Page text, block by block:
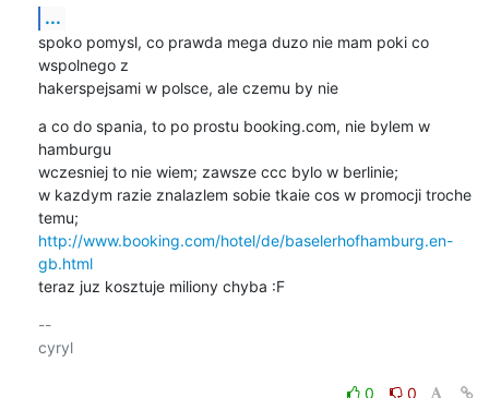
...
spoko pomysl, co prawda mega duzo nie mam poki co
wspolnego z
hakerspejsami w polsce, ale czemu by nie
a co do spania, to po prostu booking.com, nie bylem w
hamburgu
wczesniej to nie wiem; zawsze ccc bylo w berlinie;
w kazdym razie znalazlem sobie tkaie cos w promocji troche
http://www.booking.com/hotel/de/baselerhofhamburg.en-
gb.html
teraz juz kosztuje miliony chyba :F
--
cyryl
0 0